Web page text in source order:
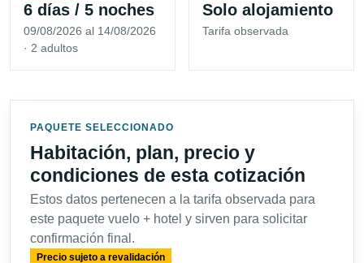
6 días / 5 noches
09/08/2026 al 14/08/2026
· 2 adultos
Solo alojamiento
Tarifa observada
PAQUETE SELECCIONADO
Habitación, plan, precio y
condiciones de esta cotización
Estos datos pertenecen a la tarifa observada para
este paquete vuelo + hotel y sirven para solicitar
confirmación final.
Precio sujeto a revalidación